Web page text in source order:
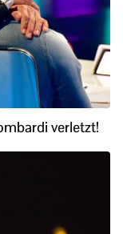
verletzt!